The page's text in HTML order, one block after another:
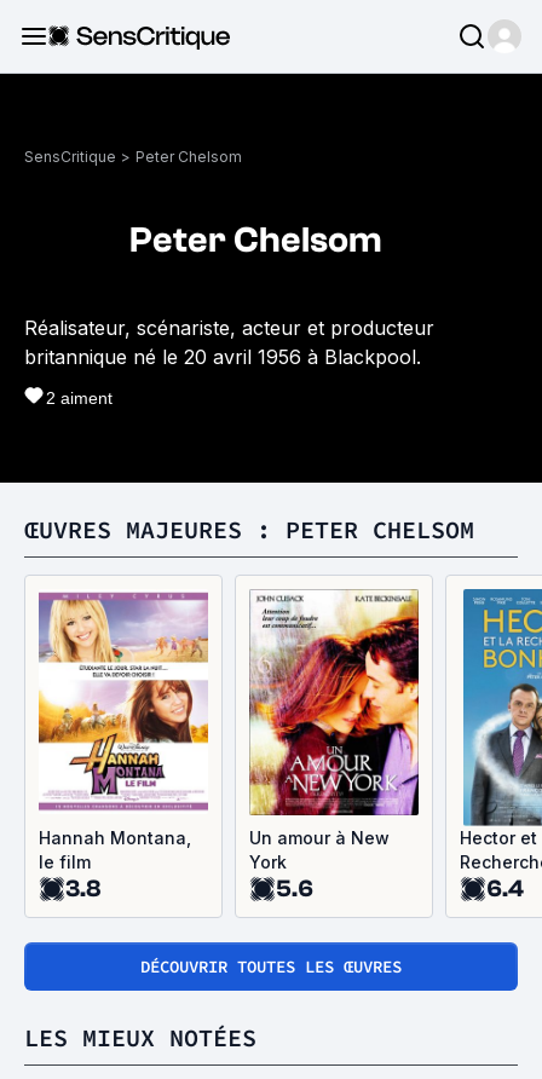
SensCritique > Peter Chelsom
Peter Chelsom
Réalisateur, scénariste, acteur et producteur
britannique né le 20 avril 1956 à Blackpool.
2 aiment
ŒUVRES MAJEURES : PETER CHELSOM
Hannah Montana,
le film
3.8
Un amour à New
York
5.6
Hector et
bonheur
6.4
DÉCOUVRIR TOUTES LES ŒUVRES
LES MIEUX NOTÉES